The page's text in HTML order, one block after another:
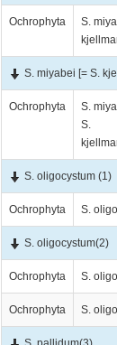
Ochrophyta
S.
S. miyabei [= S.
Ochrophyta
S.
S.
S. oligocystum (1)
Ochrophyta S.
S. oligocystum(2)
Ochrophyta S.
Ochrophyta S.